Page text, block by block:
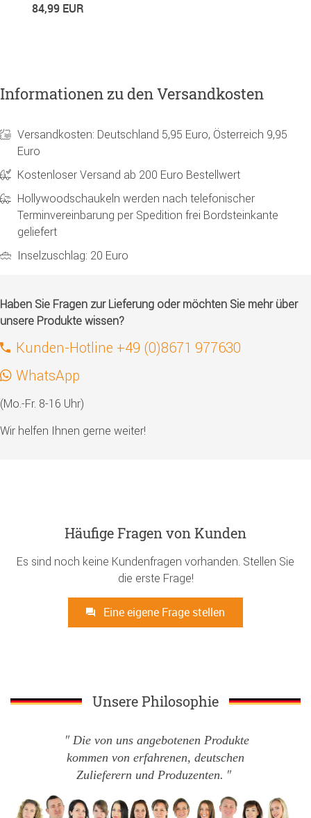
84,99 EUR
Informationen zu den Versandkosten
Versandkosten: Deutschland 5,95 Euro, Österreich 9,95
Euro
Kostenloser Versand ab 200 Euro Bestellwert
Hollywoodschaukeln werden nach telefonischer
Terminvereinbarung per Spedition frei Bordsteinkante
geliefert
Inselzuschlag: 20 Euro
Haben Sie Fragen zur Lieferung oder möchten Sie mehr über
unsere Produkte wissen?
Kunden-Hotline +49 (0)8671 977630
WhatsApp
(Mo.-Fr. 8-16 Uhr)
Wir helfen Ihnen gerne weiter!
Häufige Fragen von Kunden
Es sind noch keine Kundenfragen vorhanden. Stellen Sie
die erste Frage!
Eine eigene Frage stellen
Unsere Philosophie
Die von uns angebotenen Produkte
kommen von erfahrenen, deutschen
Zulieferern und Produzenten.